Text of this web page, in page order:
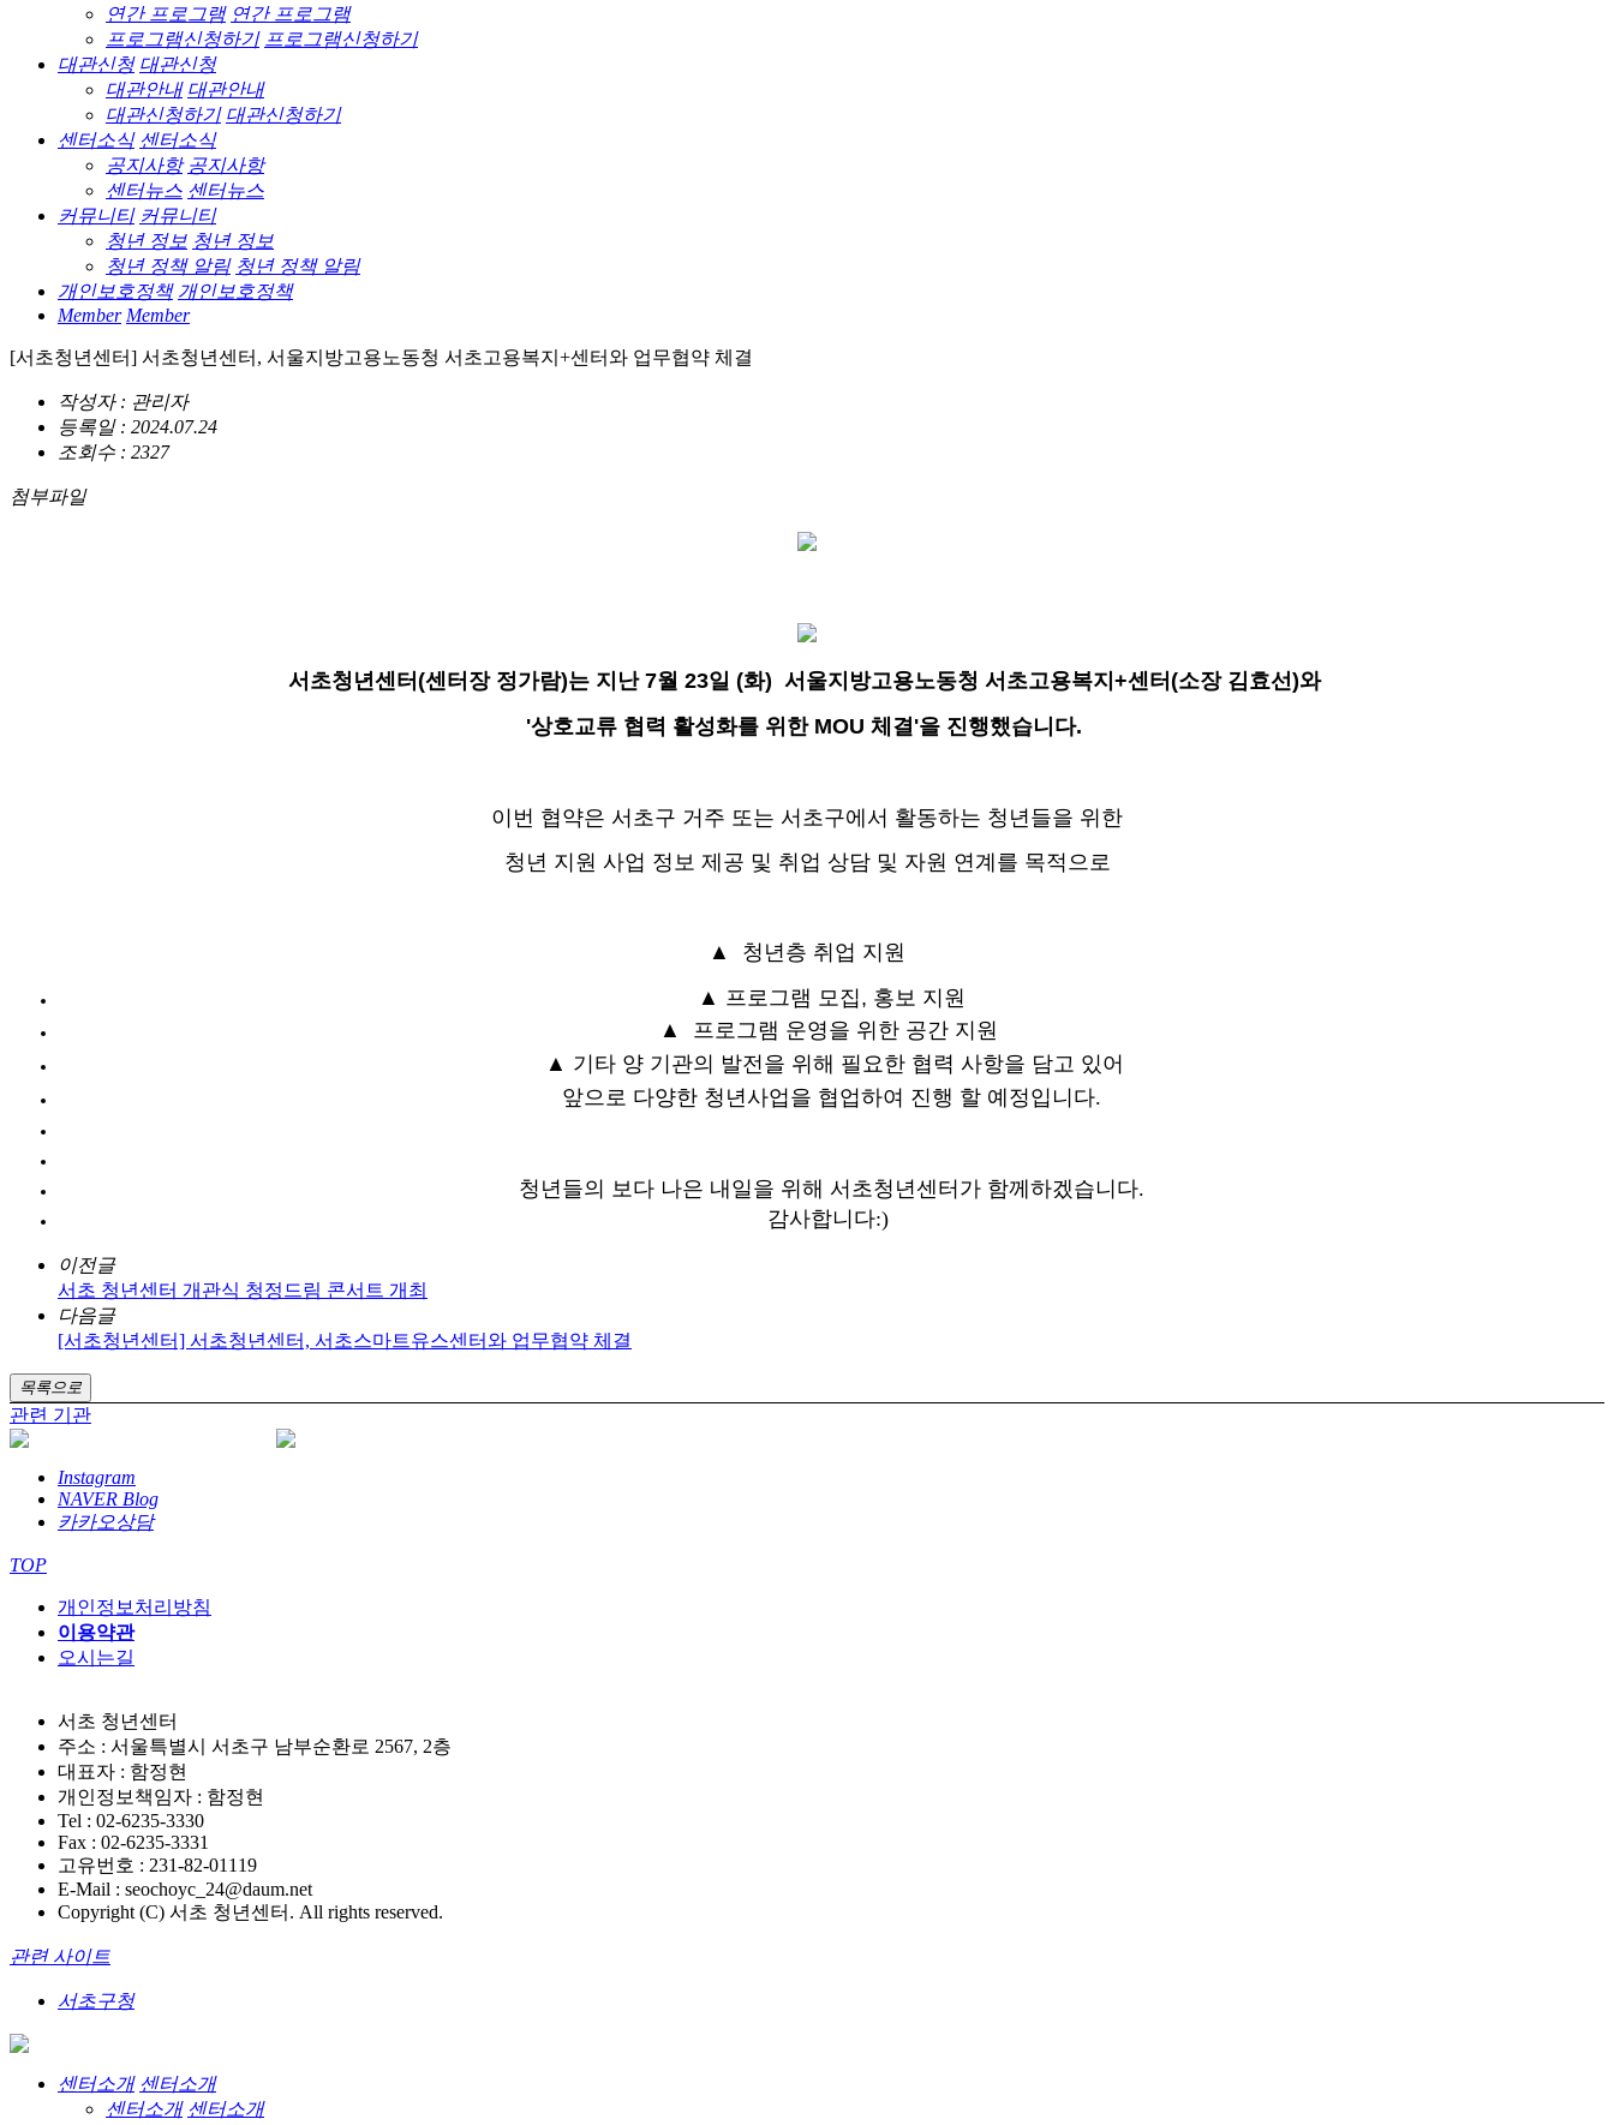
연간 프로그램 연간 프로그램
프로그램신청하기 프로그램신청하기
대관신청 대관신청
대관안내 대관안내
대관신청하기 대관신청하기
센터소식 센터소식
공지사항 공지사항
센터뉴스 센터뉴스
커뮤니티 커뮤니티
청년 정보 청년 정보
청년 정책 알림 청년 정책 알림
개인보호정책 개인보호정책
Member Member
[서초청년센터] 서초청년센터, 서울지방고용노동청 서초고용복지+센터와 업무협약 체결
작성자 : 관리자
등록일 : 2024.07.24
조회수 : 2327
첨부파일
서초청년센터(센터장 정가람)는 지난 7월 23일 (화) 서울지방고용노동청 서초고용복지+센터(소장 김효선)와
'상호교류 협력 활성화를 위한 MOU 체결'을 진행했습니다.
이번 협약은 서초구 거주 또는 서초구에서 활동하는 청년들을 위한
청년 지원 사업 정보 제공 및 취업 상담 및 자원 연계를 목적으로
▲ 청년층 취업 지원
▲ 프로그램 모집, 홍보 지원
▲
프로그램 운영을 위한 공간 지원
▲ 기타 양 기관의 발전을 위해 필요한 협력 사항을 담고 있어
앞으로 다양한 청년사업을 협업하여 진행 할 예정입니다.
청년들의 보다 나은 내일을 위해 서초청년센터가 함께하겠습니다.
감사합니다:)
이전글
서초 청년센터 개관식 청정드림 콘서트 개최
다음글
[서초청년센터] 서초청년센터, 서초스마트유스센터와 업무협약 체결
목록으로
관련 기관
Instagram
NAVER Blog
카카오상담
TOP
개인정보처리방침
이용약관
오시는길
서초 청년센터
주소 : 서울특별시 서초구 남부순환로 2567, 2층
대표자 : 함정현
개인정보책임자 : 함정현
Tel : 02-6235-3330
Fax : 02-6235-3331
고유번호 : 231-82-01119
E-Mail : seochoyc_24@daum.net
Copyright (C) 서초 청년센터. All rights reserved.
관련 사이트
서초구청
센터소개 센터소개
센터소개 센터소개